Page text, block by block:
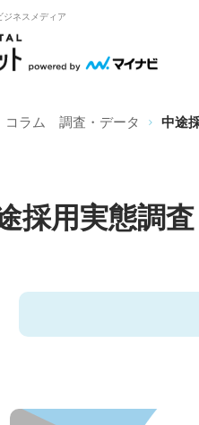
ジネスメディア
コラム 調査・データ 中途
採用実態調